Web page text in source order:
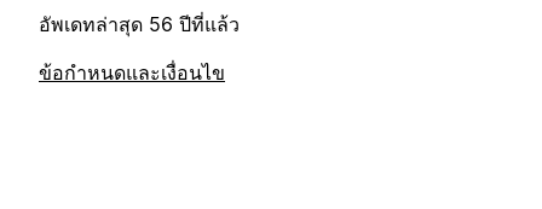
อัพเดทล่าสุด 56 ปีที่แล้ว
ข้อกำหนดและเงื่อนไข